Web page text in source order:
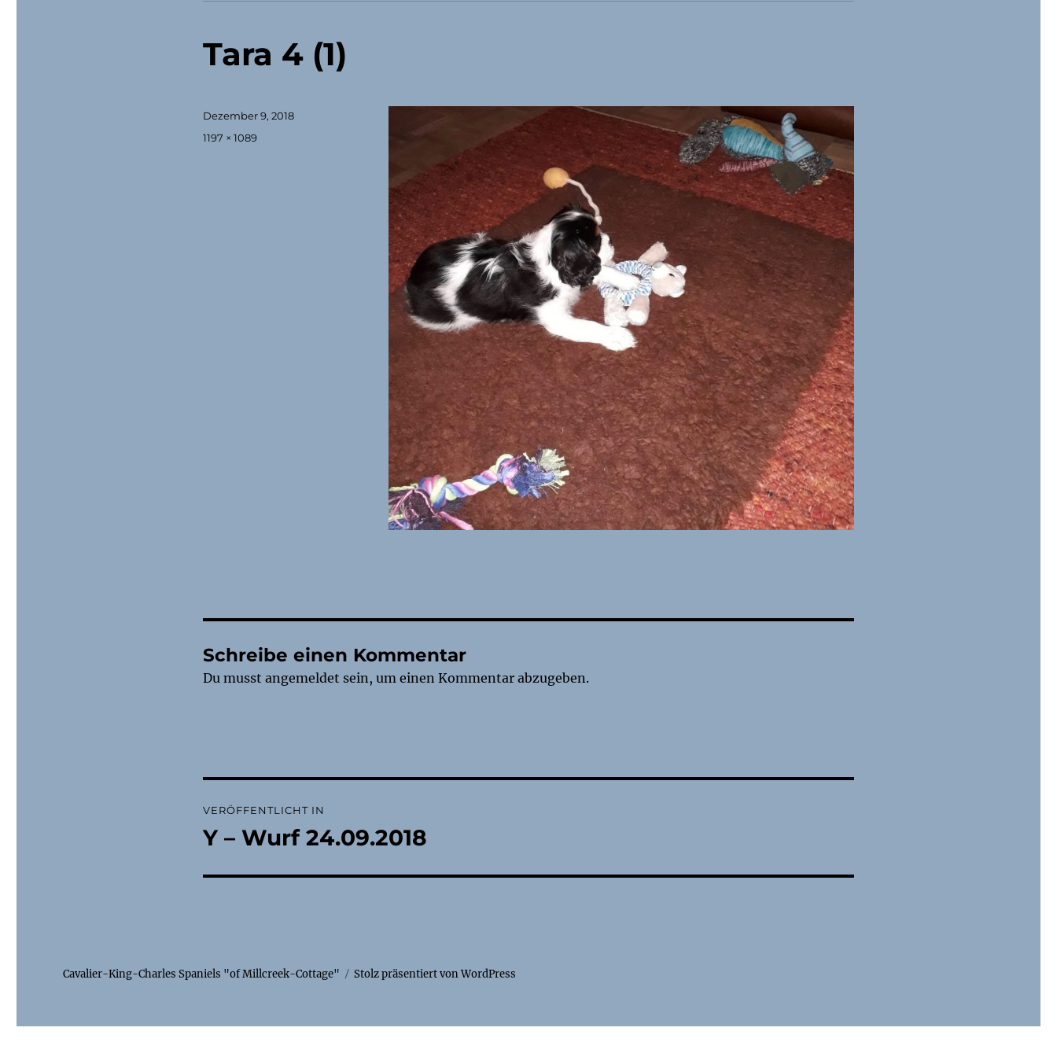
Tara 4 (1)
Veröffentlicht
am
Dezember 9, 2018
Originalgröße
1197 × 1089
Schreibe einen Kommentar
Du musst angemeldet sein, um einen Kommentar abzugeben.
VERÖFFENTLICHT IN
Y – Wurf 24.09.2018
Cavalier-King-Charles Spaniels "of Millcreek-Cottage" Stolz präsentiert von WordPress